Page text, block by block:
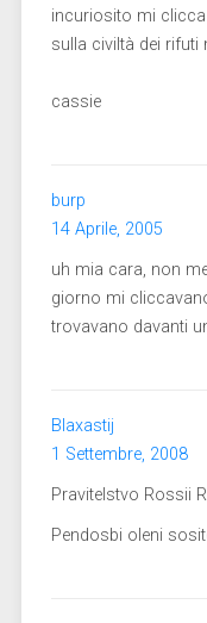
incuriosito mi
sulla civiltà dei rifuti
cassie
burp
14 Aprile, 2005
uh mia cara, non
giorno mi
trovavano davanti
Blaxastij
1 Settembre, 2008
Pravitelstvo Rossii
Pendosbi oleni